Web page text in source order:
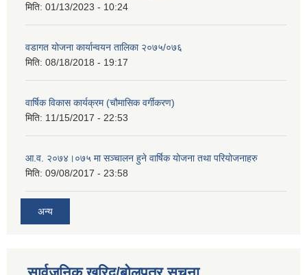
मिति: 01/13/2023 - 10:24
वडागत योजना कार्यान्वयन तालिका २०७५/०७६
मिति: 08/18/2018 - 19:17
वार्षिक विकास कार्यक्रम (चौमासिक वर्गीकरण)
मिति: 11/15/2017 - 22:53
आ.व. २०७४।०७५ मा सञ्चालन हुने वार्षिक योजना तथा परियोजनाहरु
मिति: 09/08/2017 - 23:58
अन्य